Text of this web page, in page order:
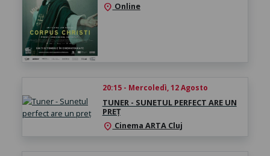
location_on Online
20:15 - Mercoledì, 12 Agosto
TUNER - SUNETUL PERFECT ARE UN
PREȚ
location_on Cinema ARTA Cluj